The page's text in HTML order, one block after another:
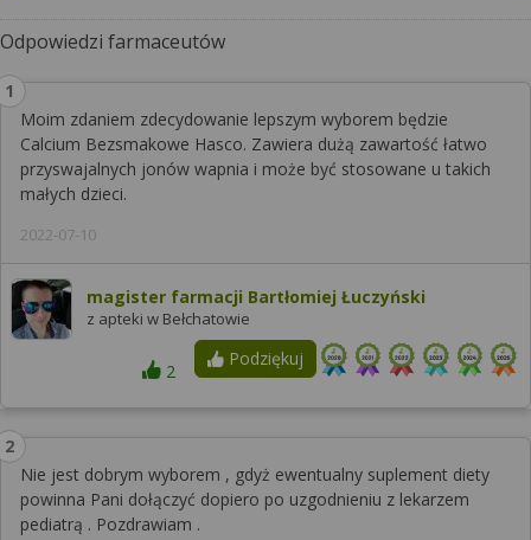
Odpowiedzi farmaceutów
Moim zdaniem zdecydowanie lepszym wyborem będzie
Calcium Bezsmakowe Hasco. Zawiera dużą zawartość łatwo
przyswajalnych jonów wapnia i może być stosowane u takich
małych dzieci.
2022-07-10
magister farmacji Bartłomiej Łuczyński
z apteki w Bełchatowie
Podziękuj
2
Nie jest dobrym wyborem , gdyż ewentualny suplement diety
powinna Pani dołączyć dopiero po uzgodnieniu z lekarzem
pediatrą . Pozdrawiam .